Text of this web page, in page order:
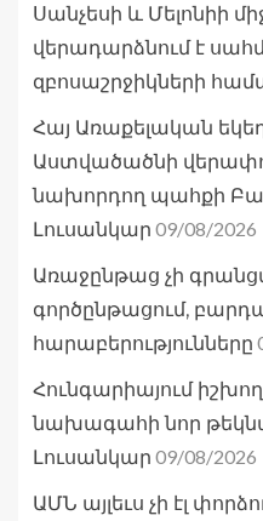
Սանչեսի և Մելոնիի
վերադարձնում է
զբոսաշրջիկների
Հայ Առաքելական
Աստվածածնի
նախորդող պահքի
Լուսանկար 09/08/2026
Առաջընթաց չի
գործընթացում,
հարաբերությունները
Հունգարիայում իշխող
նախագահի նոր
Լուսանկար 09/08/2026
ԱՄՆ այլեւս չի էլ